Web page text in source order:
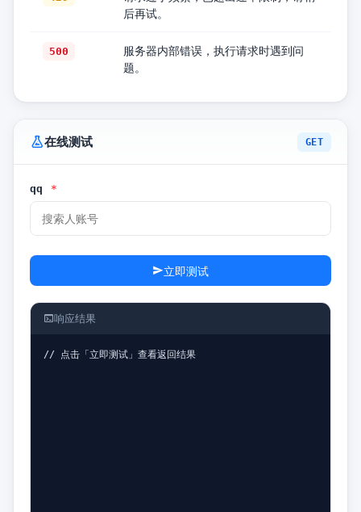
后再试。
500
服务器内部错误，执行请求时遇到问
题。
在线测试 GET
qq *
立即测试
响应结果
// 点击「立即测试」查看返回结果